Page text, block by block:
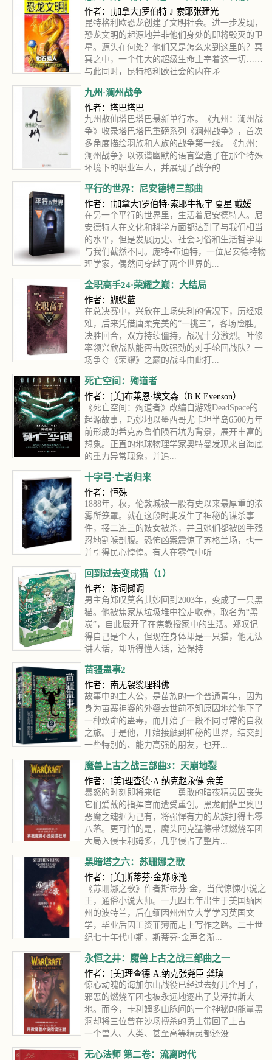
作者：[加拿大]罗伯特·J·索耶张建光
昆特格利欧恐龙创建了文明社会。进一步发现，
恐龙文明的起源地并非他们身处的即将毁灭的卫
星。源头在何处？他们又是怎么来到这里的？冥
冥之中，一个伟大的超级生命主宰着这一切……
与此同时，昆特格利欧社会的内在矛...
九州·澜州战争
作者：塔巴塔巴
九州散仙塔巴塔巴最新单行本。《九州：澜州战
争》收录塔巴塔巴重磅系列《澜州战争》，首次
多角度描绘羽族和人族的战争第一线。《九州：
澜州战争》以诙谐幽默的语言塑造了在那个特殊
环境下的职业军人，并展现了战争的...
平行的世界：尼安德特三部曲
作者：[加拿大]罗伯特·索耶牛振宇 夏星 戴媛
在另一个平行的世界里，生活着尼安德特人。尼
安德特人在文化和科学方面都达到了与我们相当
的水平，但是发展历史、社会习俗和生活哲学却
与我们截然不同。庞特▪布迪特，一位尼安德特物
理学家，偶然间穿越了两个世界的...
全职高手24·荣耀之巅：大结局
作者：蝴蝶蓝
在总决赛中，兴欣在主场失利的情况下，历经艰
难，后来凭借唐柔完美的“一挑三”，客场险胜。
决胜回合，双方持续僵持，战况十分激烈。叶修
率领兴欣战队能否击败强劲的对手轮回战队？一
场争夺《荣耀》之巅的战斗由此打...
死亡空间：殉道者
作者：[美]布莱恩·埃文森（B.K.Evenson）
《死亡空间：殉道者》改编自游戏DeadSpace的
起源故事，巧妙地以墨西哥尤卡坦半岛6500万年
前形成的希克苏鲁伯陨石坑为背景，展开丰富的
想象。正直的地球物理学家奥特曼发现来自海底
的重力异常现象，并追...
十字弓·亡者归来
作者：恒殊
1888年，秋，伦敦城被一股有史以来最厚重的浓
雾所笼罩。就在这段时期发生了神秘的谋杀事
件，接二连三的妓女被杀，并且她们都被凶手残
忍地割喉剖腹。恐怖凶案震惊了苏格兰场，也一
并引得民心惶惶。有人在雾气中听...
回到过去变成猫（1）
作者：陈词懒调
男主角郑叹莫名其妙回到2003年，变成了一只黑
猫。他被焦家从垃圾堆中捡走收养，取名为“黑
炭”，自此展开了在焦教授家中的生活。郑叹记
得自己是个人，但现在身体却是一只猫，他无法
讲人话，却听得懂人话，还保持...
苗疆蛊事2
作者：南无袈裟理科佛
故事中的主人公，是苗族的一个普通青年，因为
身为苗寨神婆的外婆去世前不知原因地给他下了
一种致命的蛊毒，而开始了一段不同寻常的自救
之旅。于是他，开始接触到神秘的世界，结交到
一些特别的、能力高强的朋友，也开...
魔兽上古之战三部曲3：天崩地裂
作者：[美]理查德·A.纳克赵永健 余美
暴怒的时刻即将来临……勇敢的暗夜精灵因丧失
它们爱戴的指挥官而遭受重创。黑龙耐萨里奥巴
恶魔之魂据为己有，将强悍有力的龙族打得七零
八落。更可怕的是，魔头阿克猛德带领燃烧军团
大局入侵卡利姆多，几乎侵占了整片...
黑暗塔之六：苏珊娜之歌
作者：[美]斯蒂芬·金郑咏滟
《苏珊娜之歌》作者斯蒂芬·金，当代惊悚小说之
王，通俗小说大师。一九四七年出生于美国缅因
州的波特兰，后在缅因州州立大学学习英国文
学，毕业后因工资菲薄而走上写作之路。二十世
纪七十年代中期，斯蒂芬·金声名渐...
永恒之井：魔兽上古之战三部曲之一
作者：[美]理查德·A.纳克张尧臣 龚瑱
惊心动魄的海加尔山战役已经过去好几个月了，
邪恶的燃烧军团也被永远地逐出了艾泽拉斯大
地。而今，卡利姆多山脉间的一个神秘的能量黑
洞却将三位曾在沙场搏杀的勇士带回了上古——
一个兽人、人类、甚至高等精灵都还没...
无心法师 第二卷：流离时代